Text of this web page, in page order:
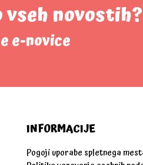
vseh novostih?
e-novice
INFORMACIJE
Pogoji uporabe spletnega